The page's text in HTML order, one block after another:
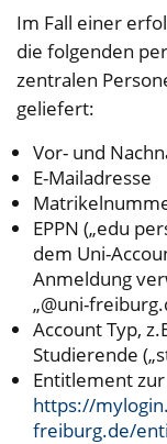
Im Fall einer
die folgenden
zentralen
geliefert:
Vor- und
E-Mailadresse
EPPN („edu
dem Uni-
Anmeldung
„@uni-
Account Typ,
Studierende
Entitlement zur
https://
freiburg.de/